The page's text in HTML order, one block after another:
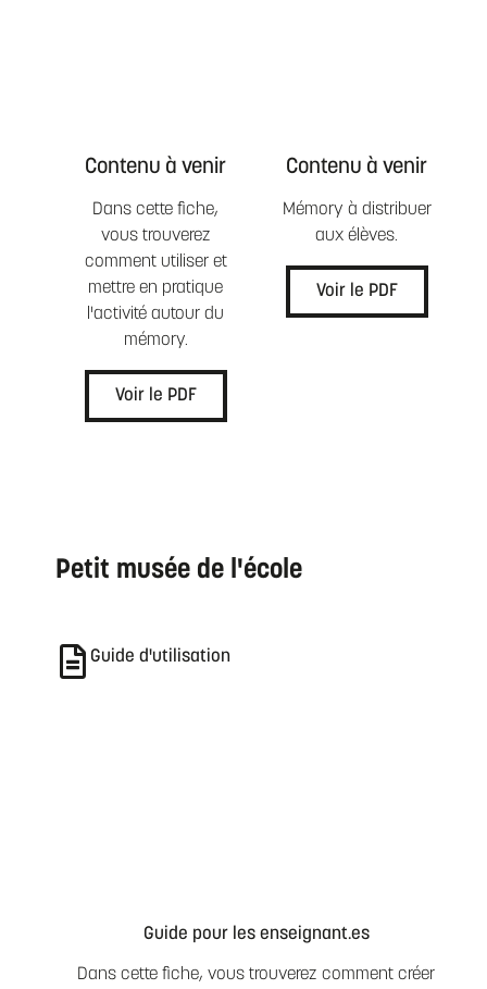
Contenu à venir
Dans cette fiche,
vous trouverez
comment utiliser et
mettre en pratique
l'activité autour du
mémory.
Voir le PDF
Contenu à venir
Mémory à distribuer
aux élèves.
Voir le PDF
Petit musée de l'école
Guide d'utilisation
Guide pour les enseignant.es
Dans cette fiche, vous trouverez comment créer